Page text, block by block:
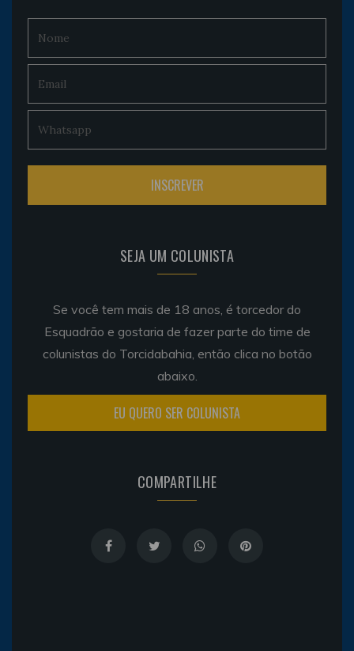
SEJA UM COLUNISTA
Se você tem mais de 18 anos, é torcedor do
Esquadrão e gostaria de fazer parte do time de
colunistas do Torcidabahia, então clica no botão
abaixo.
EU QUERO SER COLUNISTA
COMPARTILHE